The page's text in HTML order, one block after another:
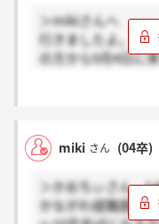
＞mikiさんへ
行きましたよ。前
の方から9月4日に
miki さん (04卒)
＞かおちぃさん、
かながわ就職面接